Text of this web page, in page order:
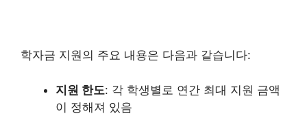
학자금 지원의 주요 내용은 다음과 같습니다:
지원 한도: 각 학생별로 연간 최대 지원 금액
이 정해져 있음